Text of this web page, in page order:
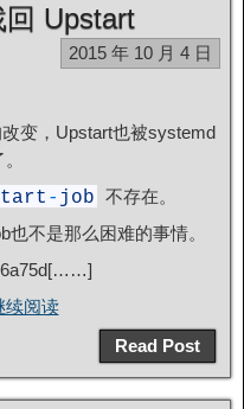
Upstart
2015 年 10 月 4 日
变，Upstart也被systemd
- job 不存在。
不是那么困难的事情。
6a75d[……]
续阅读
Read Post